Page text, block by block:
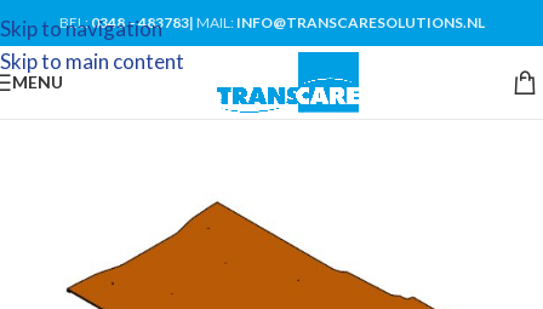
Skip to navigation
Skip to main content
BEL:0348 – 483783| MAIL: INFO@TRANSCARESOLUTIONS.NL
MENU